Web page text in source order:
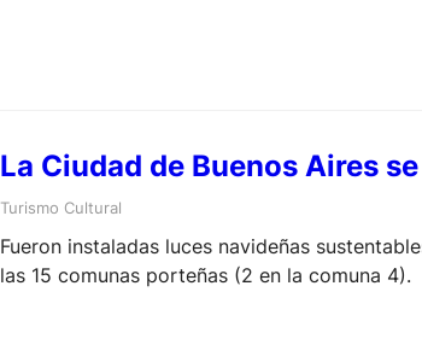
La Ciudad de Buenos Aires
Turismo Cultural
Fueron instaladas luces navideñas
las 15 comunas porteñas (2 en la comuna 4).